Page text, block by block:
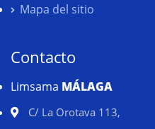
Mapa del sitio
Contacto
Limsama MÁLAGA
C/ La Orotava 113,